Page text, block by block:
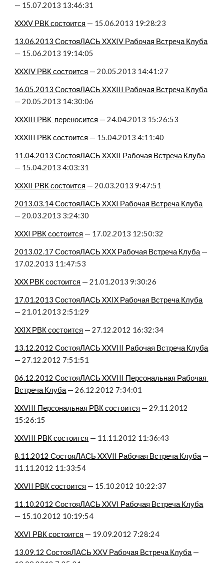
— 15.07.2013 13:46:31
XXXV РВК состоится — 15.06.2013 19:28:23
13.06.2013 СостояЛАСЬ XХXIV Рабочая Встреча Клуба
— 15.06.2013 19:14:05
XXXIV РВК состоится — 20.05.2013 14:41:27
16.05.2013 СостояЛАСЬ XХXIII Рабочая Встреча Клуба
— 20.05.2013 14:30:06
XXXIII РВК  переносится — 24.04.2013 15:26:53
XXXIII РВК состоится — 15.04.2013 4:11:40
11.04.2013 СостояЛАСЬ XХXII Рабочая Встреча Клуба
— 15.04.2013 4:03:31
XXXII РВК состоится — 20.03.2013 9:47:51
2013.03.14 СостояЛАСЬ XХXI Рабочая Встреча Клуба
— 20.03.2013 3:24:30
XXXI РВК состоится — 17.02.2013 12:50:32
2013.02.17 СостояЛАСЬ XХX Рабочая Встреча Клуба —
17.02.2013 11:47:53
XXX РВК состоится — 21.01.2013 9:30:26
17.01.2013 СостояЛАСЬ XХIX Рабочая Встреча Клуба
— 21.01.2013 2:51:29
XXIX РВК состоится — 27.12.2012 16:32:34
13.12.2012 СостояЛАСЬ XХVIII Рабочая Встреча Клуба
— 27.12.2012 7:51:51
06.12.2012 СостояЛАСЬ XХVIII Персональная Рабочая
Встреча Клуба — 26.12.2012 7:34:01
XXVIII Персональная РВК состоится — 29.11.2012
15:26:15
XXVIII РВК состоится — 11.11.2012 11:36:43
8.11.2012 СостояЛАСЬ XХVII Рабочая Встреча Клуба —
11.11.2012 11:33:54
XXVII РВК состоится — 15.10.2012 10:22:37
11.10.2012 СостояЛАСЬ XХVI Рабочая Встреча Клуба
— 15.10.2012 10:19:54
XXVI РВК состоится — 19.09.2012 7:28:24
13.09.12 СостояЛАСЬ XХV Рабочая Встреча Клуба —